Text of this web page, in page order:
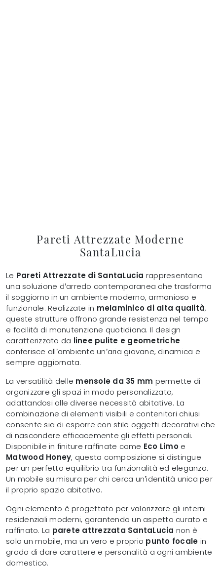
Pareti Attrezzate Moderne
SantaLucia
Le Pareti Attrezzate di SantaLucia rappresentano
una soluzione d’arredo contemporanea che trasforma
il soggiorno in un ambiente moderno, armonioso e
funzionale. Realizzate in melaminico di alta qualità,
queste strutture offrono grande resistenza nel tempo
e facilità di manutenzione quotidiana. Il design
caratterizzato da linee pulite e geometriche
conferisce all’ambiente un’aria giovane, dinamica e
sempre aggiornata.
La versatilità delle mensole da 35 mm permette di
organizzare gli spazi in modo personalizzato,
adattandosi alle diverse necessità abitative. La
combinazione di elementi visibili e contenitori chiusi
consente sia di esporre con stile oggetti decorativi che
di nascondere efficacemente gli effetti personali.
Disponibile in finiture raffinate come Eco Limoe
Matwood Honey, questa composizione si distingue
per un perfetto equilibrio tra funzionalità ed eleganza.
Un mobile su misura per chi cerca un’identità unica per
il proprio spazio abitativo.
Ogni elemento è progettato per valorizzare gli interni
residenziali moderni, garantendo un aspetto curato e
raffinato. La parete attrezzata SantaLucia non è
solo un mobile, ma un vero e proprio punto focale in
grado di dare carattere e personalità a ogni ambiente
domestico.